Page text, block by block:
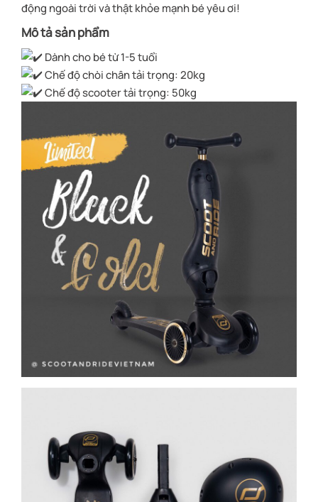
động ngoài trời và thật khỏe mạnh bé yêu ơi!
Mô tả sản phẩm
Dành cho bé từ 1-5 tuổi
Chế độ chòi chân tải trọng: 20kg
Chế độ scooter tải trọng: 50kg